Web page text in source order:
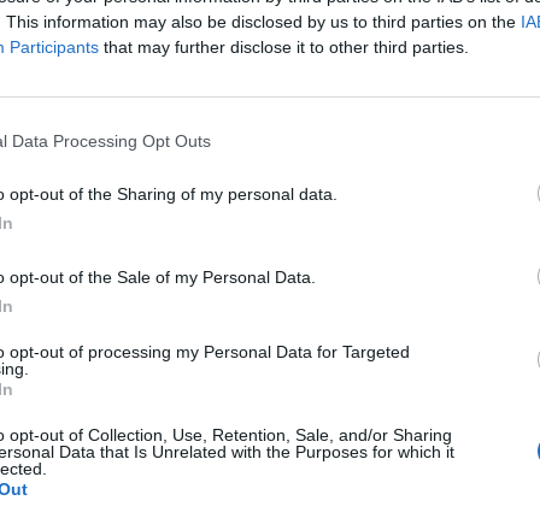
This information may also be disclosed by us to third parties on the
Participants that may further disclose it to other third parties.
Data Processing Opt Outs
opt-out of the Sharing of my personal data.
opt-out of the Sale of my Personal Data.
opt-out of processing my Personal Data for Targeted
opt-out of Collection, Use, Retention, Sale, and/or Sharing
Data that Is Unrelated with the Purposes for which it
miután májusban több mint kétéves csúcsra
is rendkívül erős maradt: a felkínált mennyiséget
2026Az energiaszektor csúcsvezetői egy helyen:
szerdai aukcióján a 2026-os termeléshez kapcsolódó magyar
átlagosan 1,32 euró/MWh áron keltek el, ami alacsonyabb a
portfolio.hu hírarchívumához tartozik, melynek olvasása
cikkarchívum
elmúlt 2 év napon belüli